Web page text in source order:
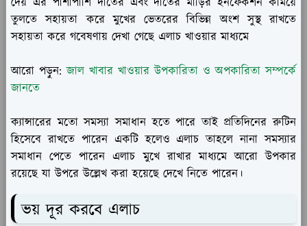
তুলতে সহায়তা করে মুখের ভেতরের বিভিন্ন অংশ সুস্থ রাখতে
সহায়তা করে গবেষণায় দেখা গেছে এলাচ খাওয়ার মাধ্যমে
আরো পড়ুন:জাল খাবার খাওয়ার উপকারিতা ও অপকারিতা সম্পর্কে
জানতে
ক্যান্সারের মতো সমস্যা সমাধান হতে পারে তাই প্রতিদিনের রুটিন
হিসেবে রাখতে পারেন একটি হলেও এলাচ তাহলে নানা সমস্যার
সমাধান পেতে পারেন এলাচ মুখে রাখার মাধ্যমে আরো উপকার
রয়েছে যা উপরে উল্লেখ করা হয়েছে দেখে নিতে পারেন।
ভয় দূর করবে এলাচ